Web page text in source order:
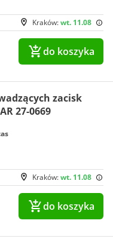
Kraków:wt. 11.08
do koszyka
zacisk
27-0669
Kraków:wt. 11.08
do koszyka